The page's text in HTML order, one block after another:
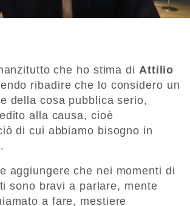
che ho stima di Attilio
ribadire che lo considero un
della cosa pubblica serio,
alla causa, cioè
di cui abbiamo bisogno in
aggiungere che nei momenti di
sono bravi a parlare, mente
a fare, mestiere